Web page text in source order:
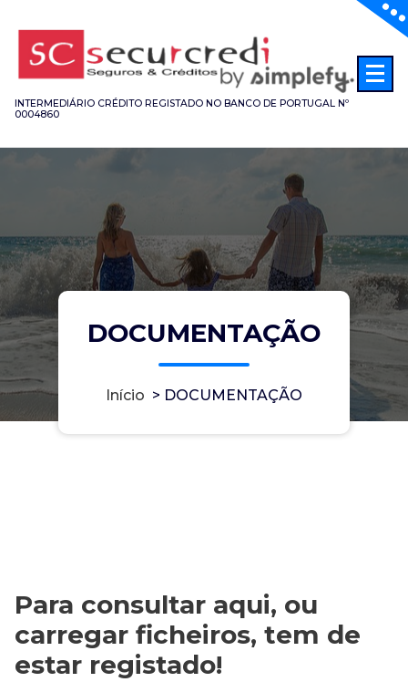
para
conteúdo
INTERMEDIÁRIO CRÉDITO REGISTADO NO BANCO DE PORTUGAL Nº
0004860
DOCUMENTAÇÃO
Início > DOCUMENTAÇÃO
Para consultar aqui, ou
carregar ficheiros, tem de
estar registado!